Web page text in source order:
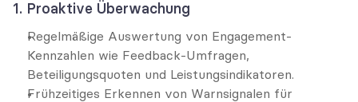
1. Proaktive Überwachung
Regelmäßige Auswertung von Engagement-
Kennzahlen wie Feedback-Umfragen,
Beteiligungsquoten und Leistungsindikatoren.
Frühzeitiges Erkennen von Warnsignalen für